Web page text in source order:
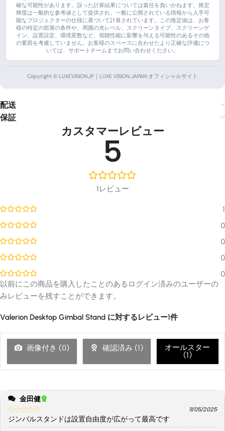
確な可能性があります。誤った計算結果については責任を負いかねます。推定
輝度は一般的な参考値として提供され、一般に公開されている情報から入手可
能なプロジェクターの仕様に基づいて計算されています。この推定値は、お客
様の特定の部屋の条件や、周囲の光レベル、スクリーンタイプ、スクリーンゲ
イン、設置設定、環境変数など、視聴性能に影響を与える可能性のあるその他
の要因を考慮していません。お客様のスペースに合わせたより正確な評価につ
いては、サポートチームまでお問い合わせください。
Copyright © LUXEVISION.JP｜LUXE VISION JAPAN オフィシャルサイト
配送
保証
カスタマーレビュー
5
1レビュー
1
0
0
0
0
Valerion Desktop Gimbal Stand に対するレビュー1件
画像付き (0) 確認済み (1)
オールスター
(1)
金田健
11/05/2025
ジンバルスタンドは設置自由度が広がって最高です
以前にこの商品を購入したことのあるログイン済みのユーザーの
みレビューを残すことができます。